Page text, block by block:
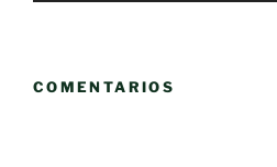
COMENTARIOS